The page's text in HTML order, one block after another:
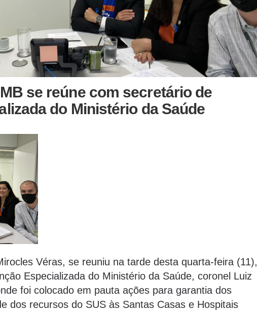
se reúne com secretário de
do Ministério da Saúde
Véras, se reuniu na tarde desta quarta-feira (11),
Especializada do Ministério da Saúde, coronel Luiz
foi colocado em pauta ações para garantia dos
dos recursos do SUS às Santas Casas e Hospitais